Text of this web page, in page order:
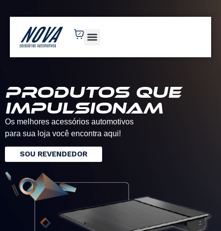
Produtos que
impulsionam
Os melhores acessórios automotivos
para sua loja você encontra aqui!
SOU REVENDEDOR